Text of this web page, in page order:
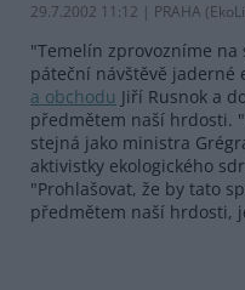
29.7.2002 11:12 | PRAHA
"Temelín zprovozníme
páteční návštěvě jaderné
a obchodu Jiří Rusnok a
předmětem naší hrdosti.
stejná jako ministra
aktivistky ekologického
"Prohlašovat, že by tato
předmětem naší hrdosti,